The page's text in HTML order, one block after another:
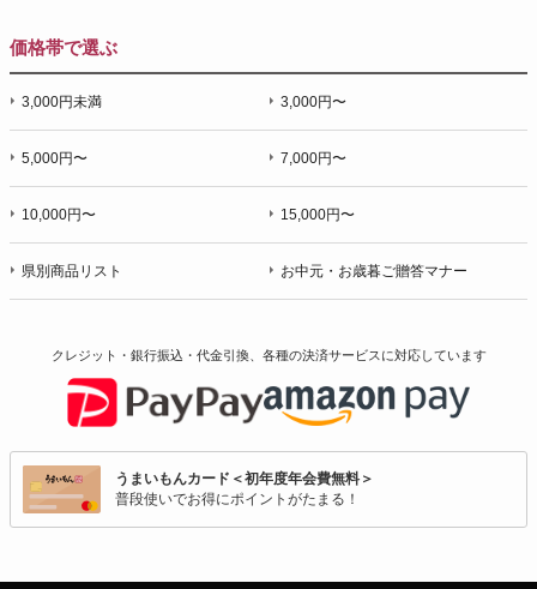
価格帯で選ぶ
3,000円未満 3,000円〜
5,000円〜 7,000円〜
10,000円〜 15,000円〜
県別商品リスト お中元・お歳暮ご贈答マナー
クレジット・銀行振込・代金引換、各種の決済サービスに対応しています
うまいもんカード＜初年度年会費無料＞
普段使いでお得にポイントがたまる！